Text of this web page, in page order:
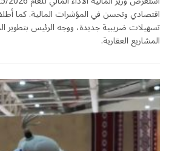
اقتصادي وتحسن في المؤشرات المالية. كما
تسهيلات ضريبية جديدة، ووجه الرئيس بتطوير
المشاريع العقارية.